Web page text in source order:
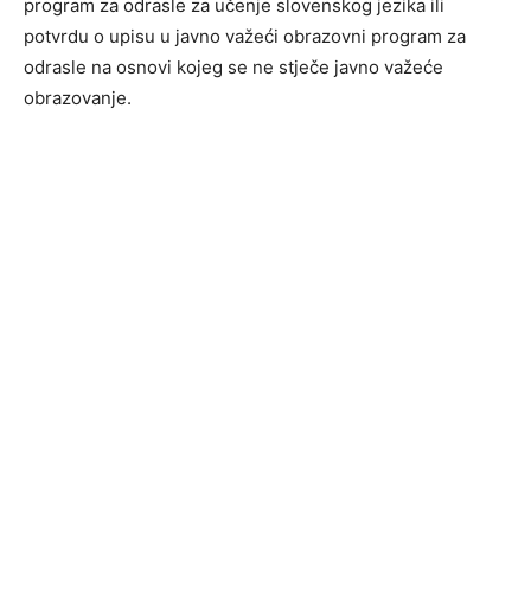
program za odrasle za učenje slovenskog jezika ili
potvrdu o upisu u javno važeći obrazovni program za
odrasle na osnovi kojeg se ne stječe javno važeće
obrazovanje.